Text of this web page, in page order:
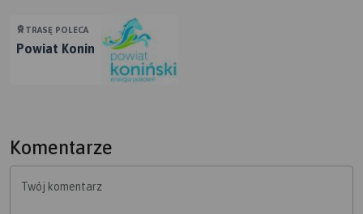
TRASĘ POLECA
Powiat Konin
Komentarze
Twój komentarz